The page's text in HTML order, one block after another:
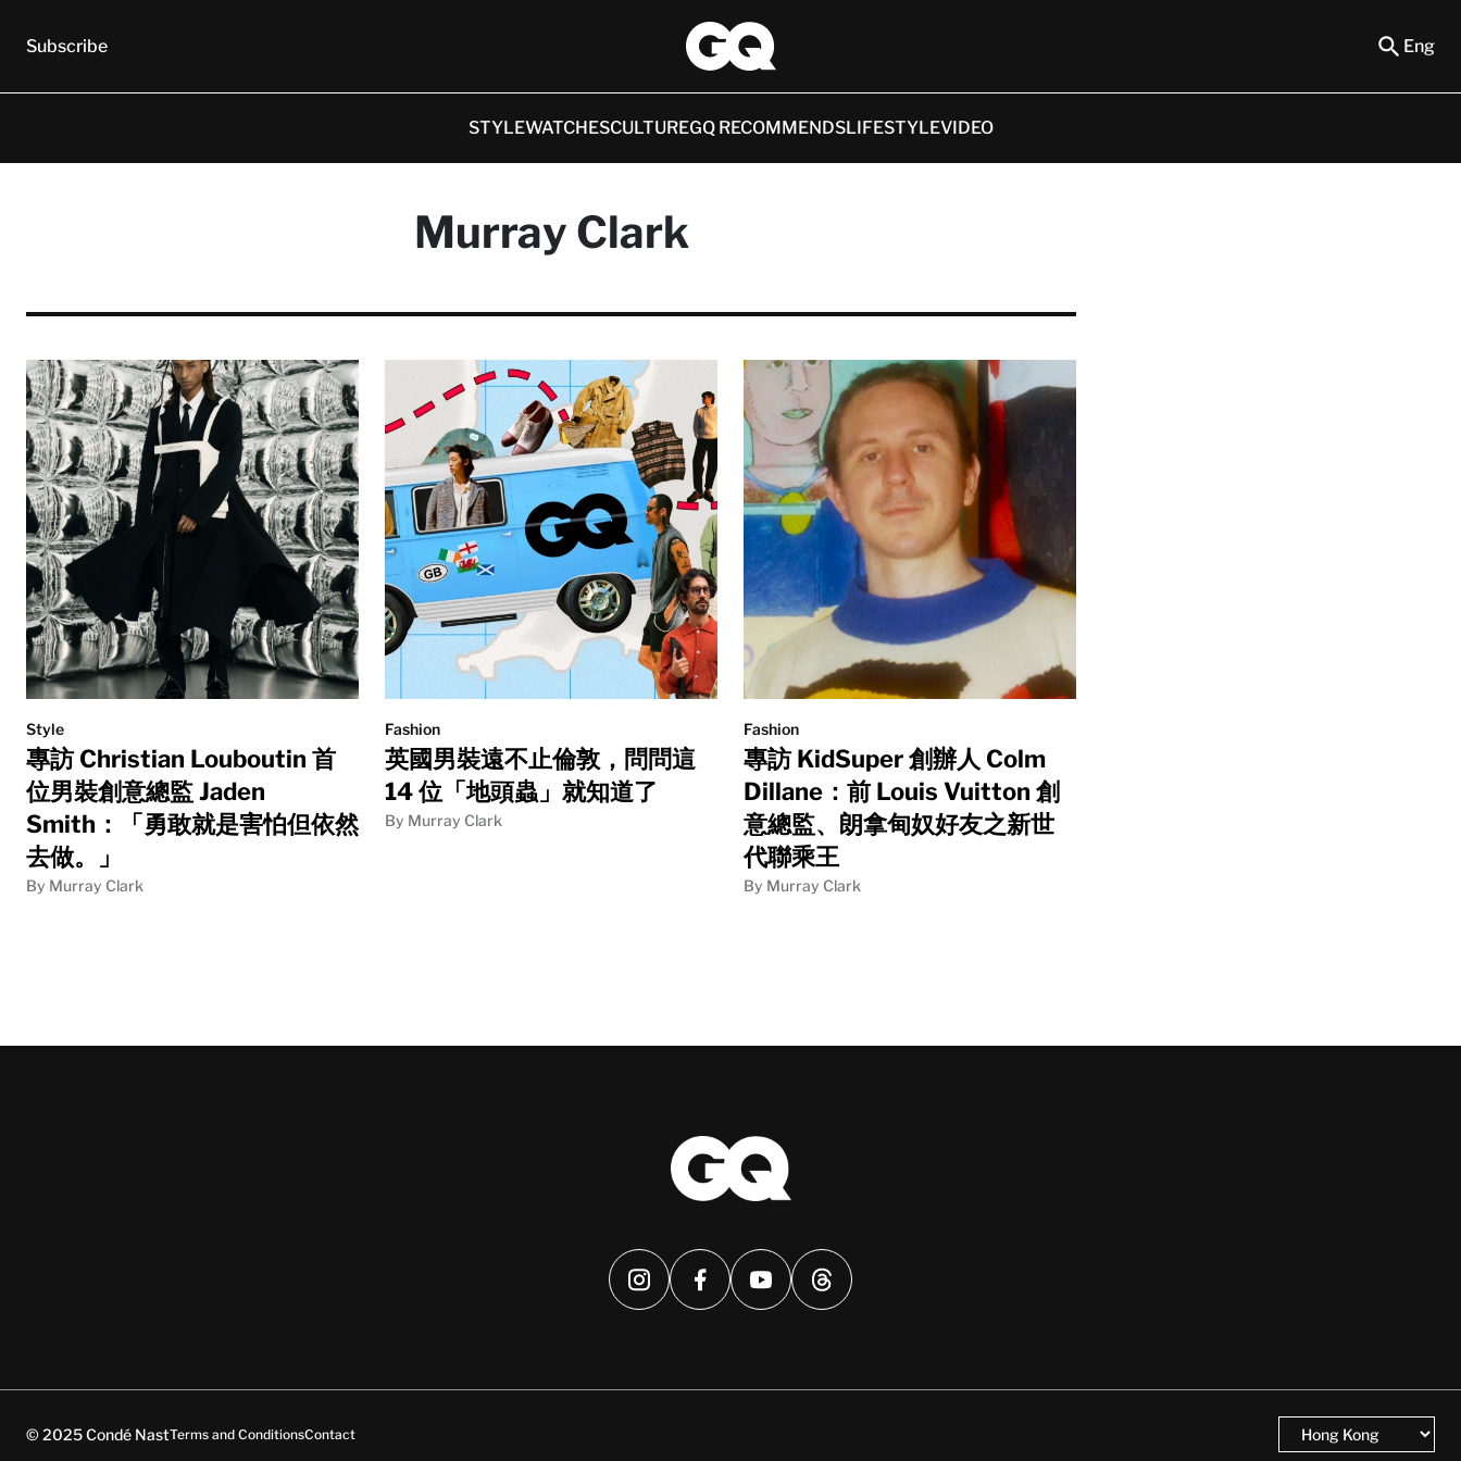
Subscribe Eng
STYLEWATCHESCULTUREGQ RECOMMENDSLIFESTYLEVIDEO
Murray Clark
Style
專訪 Christian Louboutin 首
位男裝創意總監 Jaden
Smith：「勇敢就是害怕但依然
去做。」
By Murray Clark
Fashion
英國男裝遠不止倫敦，問問這
14 位「地頭蟲」就知道了
By Murray Clark
Fashion
專訪 KidSuper 創辦人 Colm
Dillane：前 Louis Vuitton 創
意總監、朗拿甸奴好友之新世
代聯乘王
By Murray Clark
© 2025 Condé NastTerms and ConditionsContact